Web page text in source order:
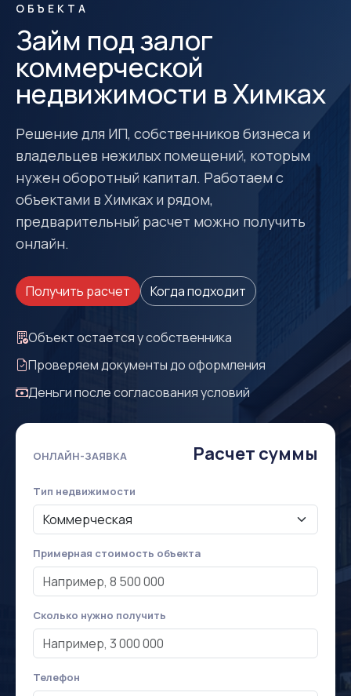
ОБЪЕКТА
Займ под залог
коммерческой
недвижимости в Химках
Решение для ИП, собственников бизнеса и
владельцев нежилых помещений, которым
нужен оборотный капитал. Работаем с
объектами в Химках и рядом,
предварительный расчет можно получить
онлайн.
Получить расчет Когда подходит
Объект остается у собственника
Проверяем документы до оформления
Деньги после согласования условий
ОНЛАЙН-ЗАЯВКА Расчет суммы
Тип недвижимости
Примерная стоимость объекта
Сколько нужно получить
Телефон